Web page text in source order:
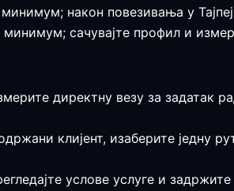
након повезивања у
минимум; сачувајте профил и
директну везу за задатак
клијент, изаберите једну
услове услуге и